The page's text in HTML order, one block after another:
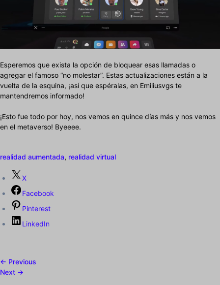
Esperemos que exista la opción de bloquear esas llamadas o
agregar el famoso “no molestar”. Estas actualizaciones están a la
vuelta de la esquina, ¡así que espéralas, en Emiliusvgs te
mantendremos informado!
¡Esto fue todo por hoy, nos vemos en quince días más y nos vemos
en el metaverso! Byeeee.
realidad aumentada, realidad virtual
X
Facebook
Pinterest
LinkedIn
← Previous
Next →